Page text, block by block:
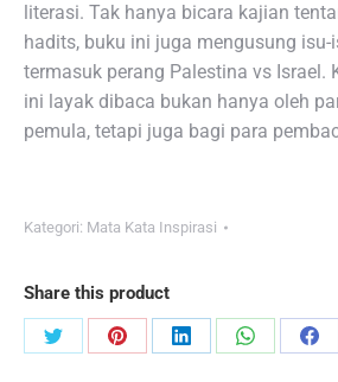
literasi. Tak hanya bicara kajian
hadits, buku ini juga mengusung isu-
termasuk perang Palestina vs Israel.
ini layak dibaca bukan hanya oleh
pemula, tetapi juga bagi para
Kategori: Mata Kata Inspirasi
Share this product
Share
Share
Share
Share